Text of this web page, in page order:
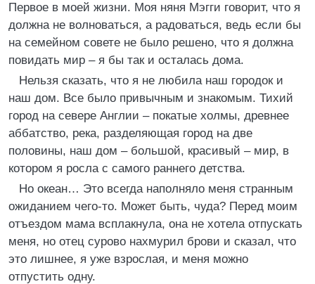
Первое в моей жизни. Моя няня Мэгги говорит, что я
должна не волноваться, а радоваться, ведь если бы
на семейном совете не было решено, что я должна
повидать мир – я бы так и осталась дома.
Нельзя сказать, что я не любила наш городок и
наш дом. Все было привычным и знакомым. Тихий
город на севере Англии – покатые холмы, древнее
аббатство, река, разделяющая город на две
половины, наш дом – большой, красивый – мир, в
котором я росла с самого раннего детства.
Но океан… Это всегда наполняло меня странным
ожиданием чего-то. Может быть, чуда? Перед моим
отъездом мама всплакнула, она не хотела отпускать
меня, но отец сурово нахмурил брови и сказал, что
это лишнее, я уже взрослая, и меня можно
отпустить одну.